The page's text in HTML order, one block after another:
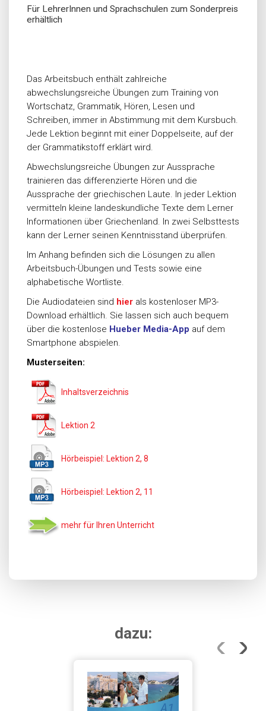
Für LehrerInnen und Sprachschulen zum Sonderpreis
erhältlich
Das Arbeitsbuch enthält zahlreiche
abwechslungsreiche Übungen zum Training von
Wortschatz, Grammatik, Hören, Lesen und
Schreiben, immer in Abstimmung mit dem Kursbuch.
Jede Lektion beginnt mit einer Doppelseite, auf der
der Grammatikstoff erklärt wird.
Abwechslungsreiche Übungen zur Aussprache
trainieren das differenzierte Hören und die
Aussprache der griechischen Laute. In jeder Lektion
vermitteln kleine landeskundliche Texte dem Lerner
Informationen über Griechenland. In zwei Selbsttests
kann der Lerner seinen Kenntnisstand überprüfen.
Im Anhang befinden sich die Lösungen zu allen
Arbeitsbuch-Übungen und Tests sowie eine
alphabetische Wortliste.
Die Audiodateien sind hier als kostenloser MP3-
Download erhältlich. Sie lassen sich auch bequem
über die kostenlose Hueber Media-App auf dem
Smartphone abspielen.
Musterseiten:
Inhaltsverzeichnis
Lektion 2
Hörbeispiel: Lektion 2, 8
Hörbeispiel: Lektion 2, 11
mehr für Ihren Unterricht
dazu: